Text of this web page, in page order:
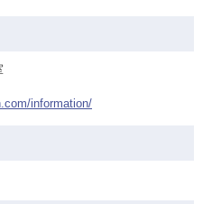
information/